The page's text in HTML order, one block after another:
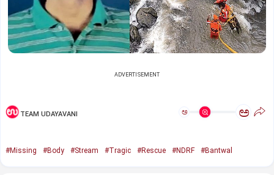
ADVERTISEMENT
TEAM UDAYAVANI ಅ ಅ
#Missing #Body #Stream #Tragic #Rescue #NDRF #Bantwal